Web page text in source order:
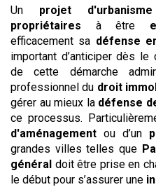
Un projet d'urbanisme
propriétaires à être
efficacement sa défense
important d’anticiper dès
de cette démarche
professionnel du droit
gérer au mieux la défense
ce processus.
d'aménagement ou d’un
grandes villes telles que
général doit être prise en
le début pour s’assurer une